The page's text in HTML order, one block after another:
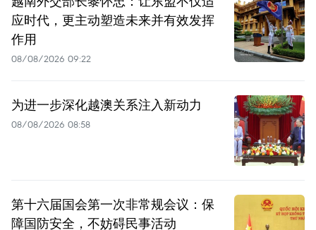
应时代，更主动塑造未来并有效发挥
作用
08/08/2026 09:22
为进一步深化越澳关系注入新动力
08/08/2026 08:58
第十六届国会第一次非常规会议：保
障国防安全，不妨碍民事活动